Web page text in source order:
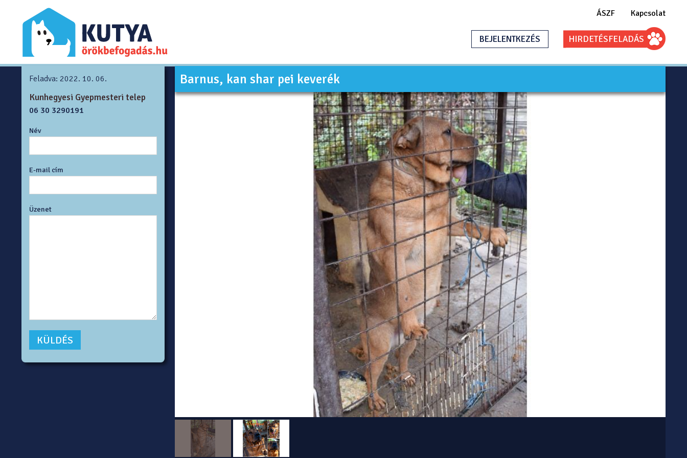
ÁSZF Kapcsolat
BEJELENTKEZÉS HIRDETÉSFELADÁS
Barnus, kan shar pei keverék
Feladva: 2022. 10. 06.
Kunhegyesi Gyepmesteri telep
06 30 3290191
Név
E-mail cím
Üzenet